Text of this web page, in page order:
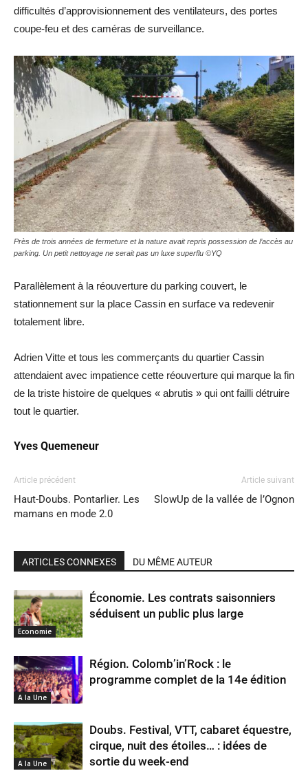
difficultés d’approvisionnement des ventilateurs, des portes
coupe-feu et des caméras de surveillance.
Près de trois années de fermeture et la nature avait repris possession de l’accès au
parking. Un petit nettoyage ne serait pas un luxe superflu ©YQ
Parallèlement à la réouverture du parking couvert, le
stationnement sur la place Cassin en surface va redevenir
totalement libre.
Adrien Vitte et tous les commerçants du quartier Cassin
attendaient avec impatience cette réouverture qui marque la fin
de la triste histoire de quelques « abrutis » qui ont failli détruire
tout le quartier.
Yves Quemeneur
Article précédent
Haut-Doubs. Pontarlier. Les
mamans en mode 2.0
Article suivant
SlowUp de la vallée de l’Ognon
ARTICLES CONNEXES DU MÊME AUTEUR
Economie
Économie. Les contrats saisonniers
séduisent un public plus large
A la Une
Région. Colomb’in’Rock : le
programme complet de la 14e édition
A la Une
Doubs. Festival, VTT, cabaret équestre,
cirque, nuit des étoiles… : idées de
sortie du week-end